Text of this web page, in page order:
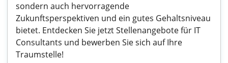
sondern auch hervorragende
Zukunftsperspektiven und ein gutes Gehaltsniveau
bietet. Entdecken Sie jetzt Stellenangebote für IT
Consultants und bewerben Sie sich auf Ihre
Traumstelle!